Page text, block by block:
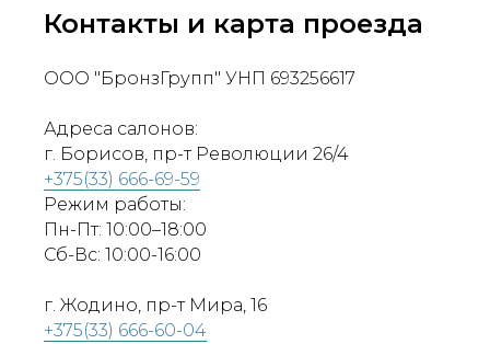
Контакты и карта проезда
ООО "БронзГрупп" УНП 693256617
Адреса салонов:
г. Борисов, пр-т Революции 26/4
+375(33) 666-69-59
Режим работы:
Пн-Пт: 10:00–18:00
Сб-Вс: 10:00-16:00
г. Жодино, пр-т Мира, 16
+375(33) 666-60-04